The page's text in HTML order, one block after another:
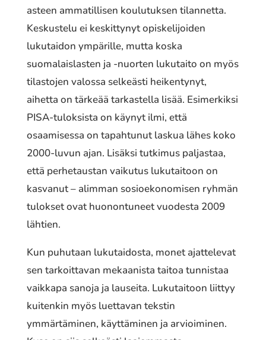
asteen ammatillisen koulutuksen tilannetta.
Keskustelu ei keskittynyt opiskelijoiden
lukutaidon ympärille, mutta koska
suomalaislasten ja -nuorten lukutaito on myös
tilastojen valossa selkeästi heikentynyt,
aihetta on tärkeää tarkastella lisää. Esimerkiksi
PISA-tuloksista on käynyt ilmi, että
osaamisessa on tapahtunut laskua lähes koko
2000-luvun ajan. Lisäksi tutkimus paljastaa,
että perhetaustan vaikutus lukutaitoon on
kasvanut – alimman sosioekonomisen ryhmän
tulokset ovat huonontuneet vuodesta 2009
lähtien.
Kun puhutaan lukutaidosta, monet ajattelevat
sen tarkoittavan mekaanista taitoa tunnistaa
vaikkapa sanoja ja lauseita. Lukutaitoon liittyy
kuitenkin myös luettavan tekstin
ymmärtäminen, käyttäminen ja arvioiminen.